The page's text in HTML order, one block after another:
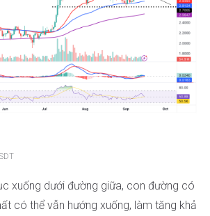
xuống dưới đường giữa, con đường có
có thể vẫn hướng xuống, làm tăng khả